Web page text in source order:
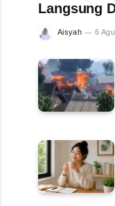
Langsung
Aisyah 6